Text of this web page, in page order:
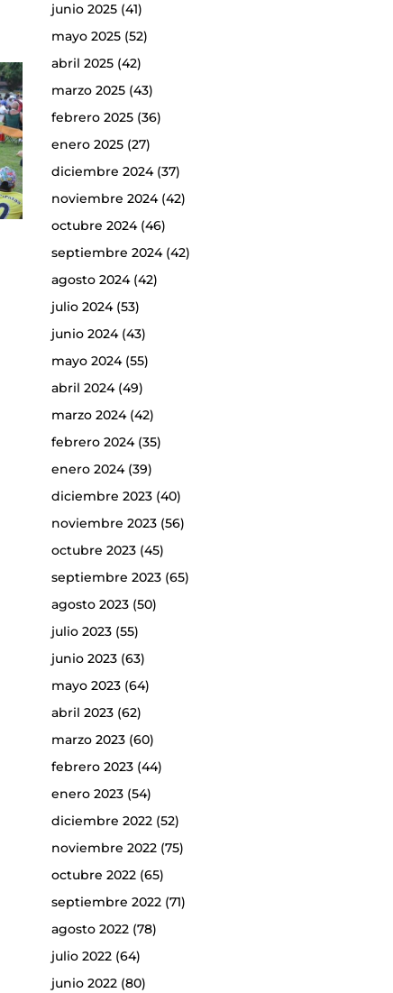
junio 2025(41)
mayo 2025(52)
abril 2025(42)
marzo 2025(43)
febrero 2025(36)
enero 2025(27)
diciembre 2024(37)
noviembre 2024(42)
octubre 2024(46)
septiembre 2024(42)
agosto 2024(42)
julio 2024(53)
junio 2024(43)
mayo 2024(55)
abril 2024(49)
marzo 2024(42)
febrero 2024(35)
enero 2024(39)
diciembre 2023(40)
noviembre 2023(56)
octubre 2023(45)
septiembre 2023(65)
agosto 2023(50)
julio 2023(55)
junio 2023(63)
mayo 2023(64)
abril 2023(62)
marzo 2023(60)
febrero 2023(44)
enero 2023(54)
diciembre 2022(52)
noviembre 2022(75)
octubre 2022(65)
septiembre 2022(71)
agosto 2022(78)
julio 2022(64)
junio 2022(80)